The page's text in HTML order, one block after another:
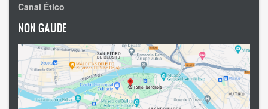
Canal Ético
NON GAUDE